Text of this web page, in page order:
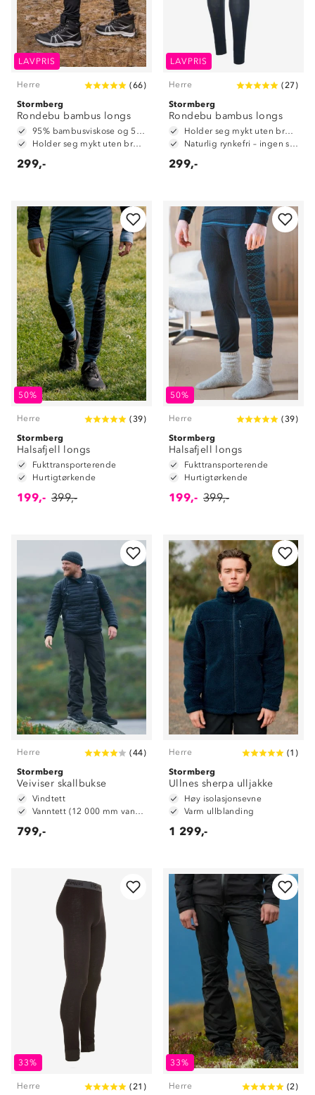
LAVPRIS
Herre (66)
Stormberg
Rondebu bambus longs
Holder seg mykt uten bruk av tøymykner
299,-
LAVPRIS
Herre ( 27)
Stormberg
Rondebu bambus longs
Holder seg mykt uten bruk av tøymykner
299,-
50%
Herre (39)
Stormberg
Halsafjell longs
Fukttransporterende
Hurtigtørkende
199,- 399,-
50%
Herre (39)
Stormberg
Halsafjell longs
Fukttransporterende
Hurtigtørkende
199,- 399,-
Herre (44)
Stormberg
Veiviser skallbukse
Vindtett
799,-
Herre (1 )
Stormberg
Ullnes sherpa ulljakke
Høy isolasjonsevne
Varm ullblanding
1 299,-
33%
Herre ( 21 )
33%
Herre (2)